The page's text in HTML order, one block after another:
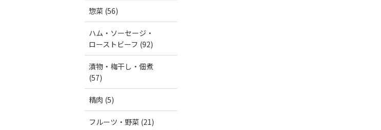
惣菜 (56)
ハム・ソーセージ・
ローストビーフ (92)
漬物・梅干し・佃煮
(57)
精肉 (5)
フルーツ・野菜 (21)